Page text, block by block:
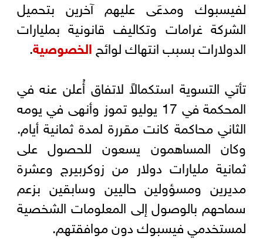
لفيسبوك ومدعَى عليهم آخرين بتحميل
الشركة غرامات وتكاليف قانونية بمليارات
الدولارات بسبب انتهاك لوائحالخصوصية.
تأتي التسوية استكمالاً لاتفاق أُعلن عنه في
المحكمة في 17 يوليو تموز وأنهى في يومه
الثاني محاكمة كانت مقررة لمدة ثمانية أيام.
وكان المساهمون يسعون للحصول على
ثمانية مليارات دولار من زوكربيرج وعشرة
مديرين ومسؤولين حاليين وسابقين بزعم
سماحهم بالوصول إلى المعلومات الشخصية
لمستخدمي فيسبوك دون موافقتهم.